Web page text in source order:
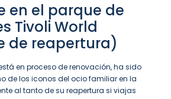
en el parque de
Tivoli World
de reapertura)
en proceso de renovación, ha sido
de los iconos del ocio familiar en la
al tanto de su reapertura si viajas